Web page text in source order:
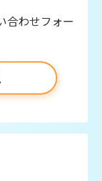
合わせフォー